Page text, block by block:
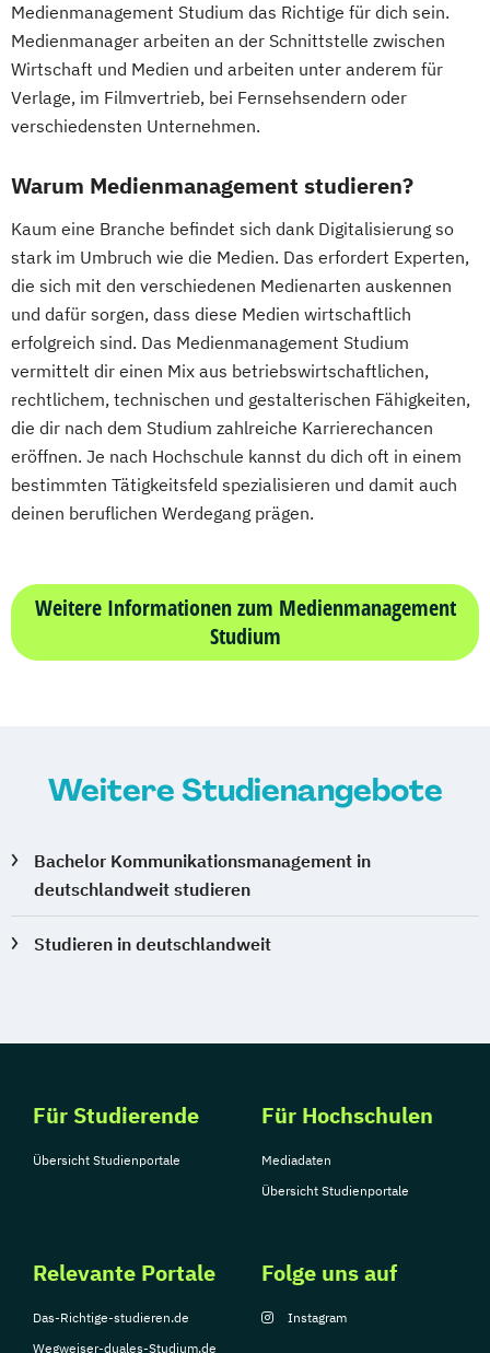
Medienmanagement Studium das Richtige für dich sein.
Medienmanager arbeiten an der Schnittstelle zwischen
Wirtschaft und Medien und arbeiten unter anderem für
Verlage, im Filmvertrieb, bei Fernsehsendern oder
verschiedensten Unternehmen.
Warum Medienmanagement studieren?
Kaum eine Branche befindet sich dank Digitalisierung so
stark im Umbruch wie die Medien. Das erfordert Experten,
die sich mit den verschiedenen Medienarten auskennen
und dafür sorgen, dass diese Medien wirtschaftlich
erfolgreich sind. Das Medienmanagement Studium
vermittelt dir einen Mix aus betriebswirtschaftlichen,
rechtlichem, technischen und gestalterischen Fähigkeiten,
die dir nach dem Studium zahlreiche Karrierechancen
eröffnen. Je nach Hochschule kannst du dich oft in einem
bestimmten Tätigkeitsfeld spezialisieren und damit auch
deinen beruflichen Werdegang prägen.
Weitere Informationen zum Medienmanagement
Studium
Weitere Studienangebote
Bachelor Kommunikationsmanagement in
deutschlandweit studieren
Studieren in deutschlandweit
Für Studierende
Übersicht Studienportale
Für Hochschulen
Mediadaten
Übersicht Studienportale
Relevante Portale
Das-Richtige-studieren.de
Wegweiser-duales-Studium.de
Folge uns auf
Instagram